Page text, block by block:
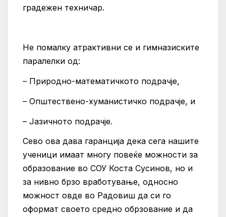
градежен техничар.
Не помалку атрактивни се и гимназиските
паралелки од:
– Природно-математичкото подрачје,
– Општествено-хуманистичко подрачје, и
– Јазичното подрачје.
Сево ова дава гаранција дека сега нашите
ученици имаат многу повеќе можности за
образование во СОУ Коста Сусинов, но и
за нивно брзо вработување, односно
можност овде во Радовиш да си го
оформат своето средно обрзование и да